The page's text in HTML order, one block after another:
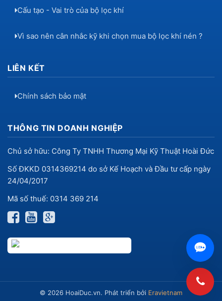
Cấu tạo - Vai trò của bộ lọc khí
Vì sao nên cân nhắc kỹ khi chọn mua bộ lọc khí nén ?
LIÊN KẾT
Chính sách bảo mật
THÔNG TIN DOANH NGHIỆP
Chủ sở hữu: Công Ty TNHH Thương Mại Kỹ Thuật Hoài Đức
Số ĐKKD 0314369214 do sở Kế Hoạch và Đầu tư cấp ngày
24/04/2017
Mã số thuế: 0314 369 214
© 2026 HoaiDuc.vn. Phát triển bởi Eravietnam